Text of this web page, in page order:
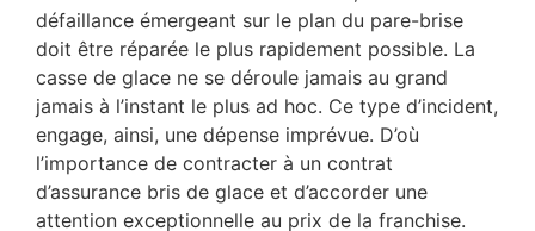
défaillance émergeant sur le plan du pare-brise
doit être réparée le plus rapidement possible. La
casse de glace ne se déroule jamais au grand
jamais à l’instant le plus ad hoc. Ce type d’incident,
engage, ainsi, une dépense imprévue. D’où
l’importance de contracter à un contrat
d’assurance bris de glace et d’accorder une
attention exceptionnelle au prix de la franchise.